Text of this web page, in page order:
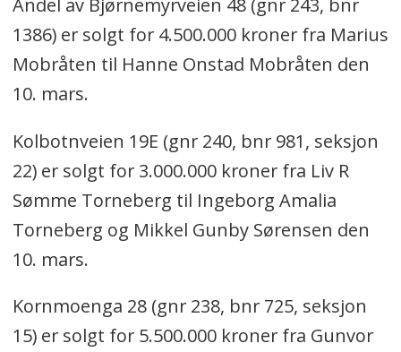
1386) er solgt for 4.500.000 kroner fra Marius
Mobråten til Hanne Onstad Mobråten den
10. mars.
Kolbotnveien 19E (gnr 240, bnr 981, seksjon
22) er solgt for 3.000.000 kroner fra Liv R
Sømme Torneberg til Ingeborg Amalia
Torneberg og Mikkel Gunby Sørensen den
10. mars.
Kornmoenga 28 (gnr 238, bnr 725, seksjon
15) er solgt for 5.500.000 kroner fra Gunvor